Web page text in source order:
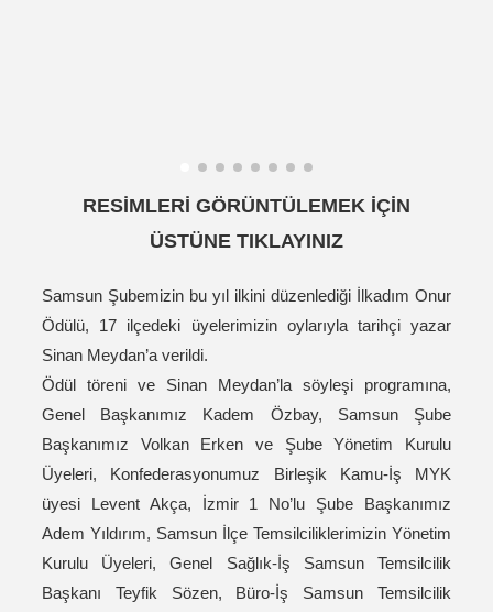
RESİMLERİ GÖRÜNTÜLEMEK İÇİN
ÜSTÜNE TIKLAYINIZ
Samsun Şubemizin bu yıl ilkini düzenlediği İlkadım Onur
Ödülü, 17 ilçedeki üyelerimizin oylarıyla tarihçi yazar
Sinan Meydan’a verildi.
Ödül töreni ve Sinan Meydan’la söyleşi programına,
Genel Başkanımız Kadem Özbay, Samsun Şube
Başkanımız Volkan Erken ve Şube Yönetim Kurulu
Üyeleri, Konfederasyonumuz Birleşik Kamu-İş MYK
üyesi Levent Akça, İzmir 1 No’lu Şube Başkanımız
Adem Yıldırım, Samsun İlçe Temsilciliklerimizin Yönetim
Kurulu Üyeleri, Genel Sağlık-İş Samsun Temsilcilik
Başkanı Teyfik Sözen, Büro-İş Samsun Temsilcilik